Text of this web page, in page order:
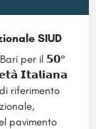
SIUD
per il 𝟱𝟬°
𝗜𝘁𝗮𝗹𝗶𝗮𝗻𝗮
riferimento
pavimento